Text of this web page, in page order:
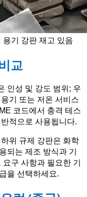
용기 강판 재고 있음
교
인성 및 강도 범위; 우
기 또는 저온 서비스
코드에서 충격 테스
적으로 사용됩니다.
위 규제 강판은 화학
되는 제조 방식과 기
구 사항과 필요한 기
을 선택하세요.